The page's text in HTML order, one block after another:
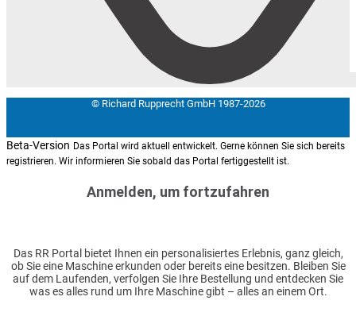
© Richard Rupprecht GmbH 1987-2026
Beta-Version Das Portal wird aktuell entwickelt. Gerne können Sie sich bereits
registrieren. Wir informieren Sie sobald das Portal fertiggestellt ist.
Anmelden, um fortzufahren
Das RR Portal bietet Ihnen ein personalisiertes Erlebnis, ganz gleich,
ob Sie eine Maschine erkunden oder bereits eine besitzen. Bleiben Sie
auf dem Laufenden, verfolgen Sie Ihre Bestellung und entdecken Sie
was es alles rund um Ihre Maschine gibt – alles an einem Ort.